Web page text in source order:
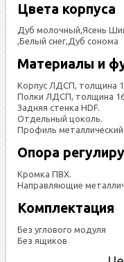
Цвета корпуса
Дуб молочный,Ясень
,Белый снег,Дуб сонома
Материалы и
Корпус ЛДСП, толщина
Полки ЛДСП, толщина
Задняя стенка HDF.
Отдельный цоколь.
Профиль металлический.
Опора
Кромка ПВХ.
Направляющие
Комплектация
Без углового модуля
Без ящиков